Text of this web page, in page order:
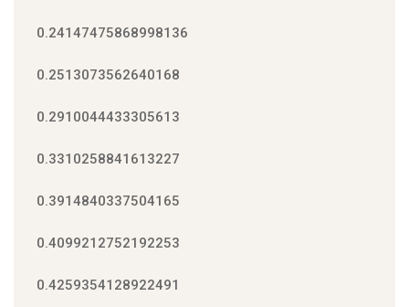
0.24147475868998136
0.2513073562640168
0.2910044433305613
0.3310258841613227
0.3914840337504165
0.4099212752192253
0.4259354128922491